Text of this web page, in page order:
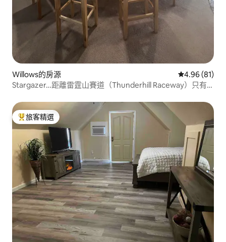
Willows的房源 從 81 則評價
4.96 (81)
Stargazer…距離雷霆山賽道（Thunderhill Raceway）只有
旅客精選榜首
旅客精選